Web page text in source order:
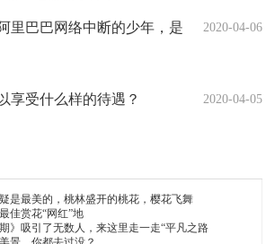
2020-04-06
里巴巴网络中断的少年，是
2020-04-05
享受什么样的待遇？